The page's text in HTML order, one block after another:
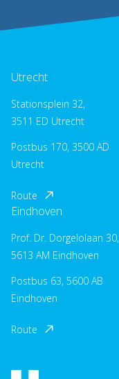
Utrecht
Stationsplein 32,
3511 ED Utrecht
Postbus 170, 3500 AD
Utrecht
Route
Eindhoven
Prof. Dr. Dorgelolaan 30,
5613 AM Eindhoven
Postbus 63, 5600 AB
Eindhoven
Route